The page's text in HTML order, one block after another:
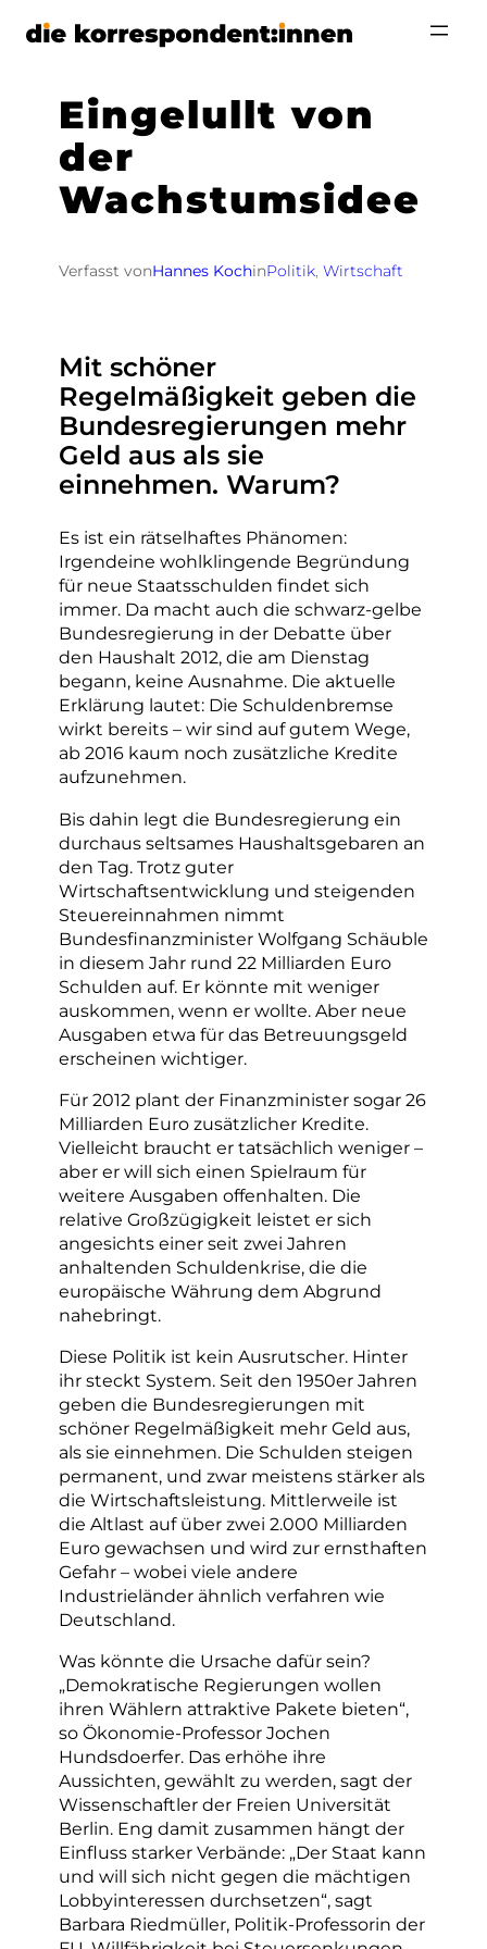
Zum
Eingelullt von
der
Wachstumsidee
Verfasst vonHannes KochinPolitik, Wirtschaft
Mit schöner
Regelmäßigkeit geben die
Bundesregierungen mehr
Geld aus als sie
einnehmen. Warum?
Es ist ein rätselhaftes Phänomen:
Irgendeine wohlklingende Begründung
für neue Staatsschulden findet sich
immer. Da macht auch die schwarz-gelbe
Bundesregierung in der Debatte über
den Haushalt 2012, die am Dienstag
begann, keine Ausnahme. Die aktuelle
Erklärung lautet: Die Schuldenbremse
wirkt bereits – wir sind auf gutem Wege,
ab 2016 kaum noch zusätzliche Kredite
aufzunehmen.
Bis dahin legt die Bundesregierung ein
durchaus seltsames Haushaltsgebaren an
den Tag. Trotz guter
Wirtschaftsentwicklung und steigenden
Steuereinnahmen nimmt
Bundesfinanzminister Wolfgang Schäuble
in diesem Jahr rund 22 Milliarden Euro
Schulden auf. Er könnte mit weniger
auskommen, wenn er wollte. Aber neue
Ausgaben etwa für das Betreuungsgeld
erscheinen wichtiger.
Für 2012 plant der Finanzminister sogar 26
Milliarden Euro zusätzlicher Kredite.
Vielleicht braucht er tatsächlich weniger –
aber er will sich einen Spielraum für
weitere Ausgaben offenhalten. Die
relative Großzügigkeit leistet er sich
angesichts einer seit zwei Jahren
anhaltenden Schuldenkrise, die die
europäische Währung dem Abgrund
nahebringt.
Diese Politik ist kein Ausrutscher. Hinter
ihr steckt System. Seit den 1950er Jahren
geben die Bundesregierungen mit
schöner Regelmäßigkeit mehr Geld aus,
als sie einnehmen. Die Schulden steigen
permanent, und zwar meistens stärker als
die Wirtschaftsleistung. Mittlerweile ist
die Altlast auf über zwei 2.000 Milliarden
Euro gewachsen und wird zur ernsthaften
Gefahr – wobei viele andere
Industrieländer ähnlich verfahren wie
Deutschland.
Was könnte die Ursache dafür sein?
„Demokratische Regierungen wollen
ihren Wählern attraktive Pakete bieten“,
so Ökonomie-Professor Jochen
Hundsdoerfer. Das erhöhe ihre
Aussichten, gewählt zu werden, sagt der
Wissenschaftler der Freien Universität
Berlin. Eng damit zusammen hängt der
Einfluss starker Verbände: „Der Staat kann
und will sich nicht gegen die mächtigen
Lobbyinteressen durchsetzen“, sagt
Barbara Riedmüller, Politik-Professorin der